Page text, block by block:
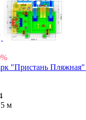
"Пристань
5 м